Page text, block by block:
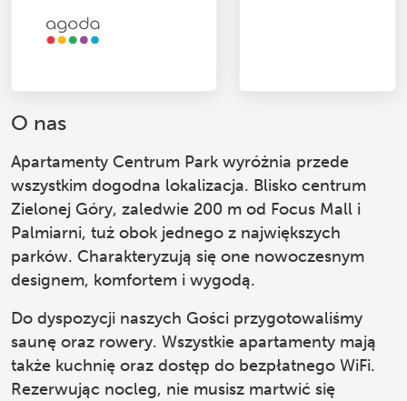
O nas
Apartamenty Centrum Park wyróżnia przede
wszystkim dogodna lokalizacja. Blisko centrum
Zielonej Góry, zaledwie 200 m od Focus Mall i
Palmiarni, tuż obok jednego z największych
parków. Charakteryzują się one nowoczesnym
designem, komfortem i wygodą.
Do dyspozycji naszych Gości przygotowaliśmy
saunę oraz rowery. Wszystkie apartamenty mają
także kuchnię oraz dostęp do bezpłatnego WiFi.
Rezerwując nocleg, nie musisz martwić się